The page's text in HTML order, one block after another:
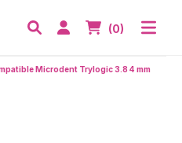
Acceder
Nº de
(0)
Microdent Trylogic 3.8 4 mm